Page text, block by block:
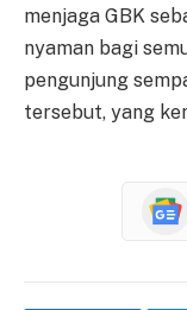
menjaga GBK
nyaman bagi
pengunjung
tersebut, yang